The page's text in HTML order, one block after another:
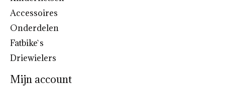
Accessoires
Onderdelen
Fatbike`s
Driewielers
Mijn account